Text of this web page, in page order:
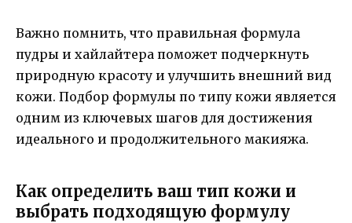
Важно помнить, что правильная формула
пудры и хайлайтера поможет подчеркнуть
природную красоту и улучшить внешний вид
кожи. Подбор формулы по типу кожи является
одним из ключевых шагов для достижения
идеального и продолжительного макияжа.
Как определить ваш тип кожи и
выбрать подходящую формулу